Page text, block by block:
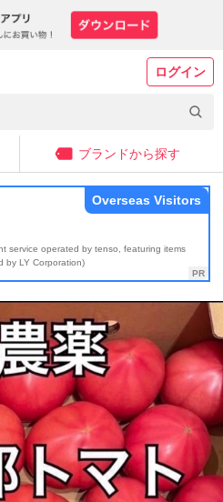
ログイン
ブランドから探す
service operated by tenso, featuring items
by LY Corporation)
Overseas Visitors